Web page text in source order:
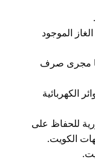
الموجود
مجرى صرف
الكهربائية
للحفاظ على
الكويت.